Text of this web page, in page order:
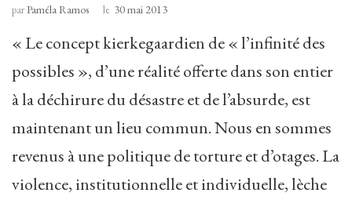
parPaméla Ramos le 30 mai 2013
« Le concept kierkegaardien de « l’infinité des
possibles », d’une réalité offerte dans son entier
à la déchirure du désastre et de l’absurde, est
maintenant un lieu commun. Nous en sommes
revenus à une politique de torture et d’otages. La
violence, institutionnelle et individuelle, lèche